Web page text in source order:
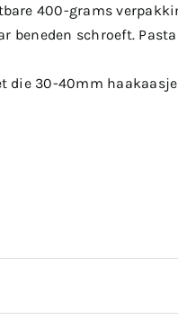
400-grams
schroeft.
30-40mm